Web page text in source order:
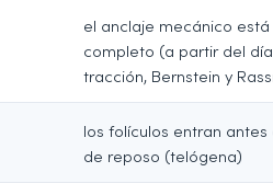
el anclaje mecánico
completo (a partir del
tracción, Bernstein y
los folículos entran
de reposo (telógena)